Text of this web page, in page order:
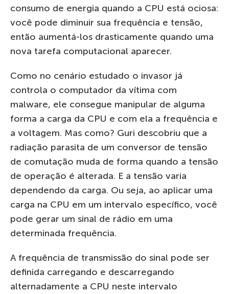
consumo de energia quando a CPU está ociosa:
você pode diminuir sua frequência e tensão,
então aumentá-los drasticamente quando uma
nova tarefa computacional aparecer.
Como no cenário estudado o invasor já
controla o computador da vítima com
malware, ele consegue manipular de alguma
forma a carga da CPU e com ela a frequência e
a voltagem. Mas como? Guri descobriu que a
radiação parasita de um conversor de tensão
de comutação muda de forma quando a tensão
de operação é alterada. E a tensão varia
dependendo da carga. Ou seja, ao aplicar uma
carga na CPU em um intervalo específico, você
pode gerar um sinal de rádio em uma
determinada frequência.
A frequência de transmissão do sinal pode ser
definida carregando e descarregando
alternadamente a CPU neste intervalo